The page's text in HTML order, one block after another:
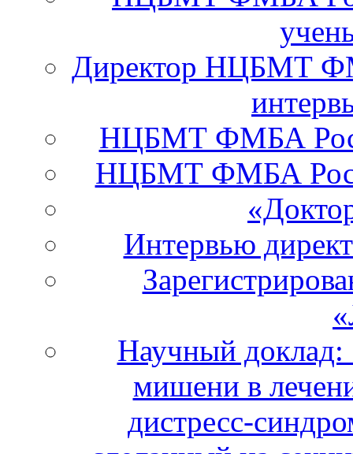
Директор НЦБМТ
НЦБМТ ФМБА
НЦБМТ ФМБА
Интервью
Научный доклад:
мишени в
дистресс-